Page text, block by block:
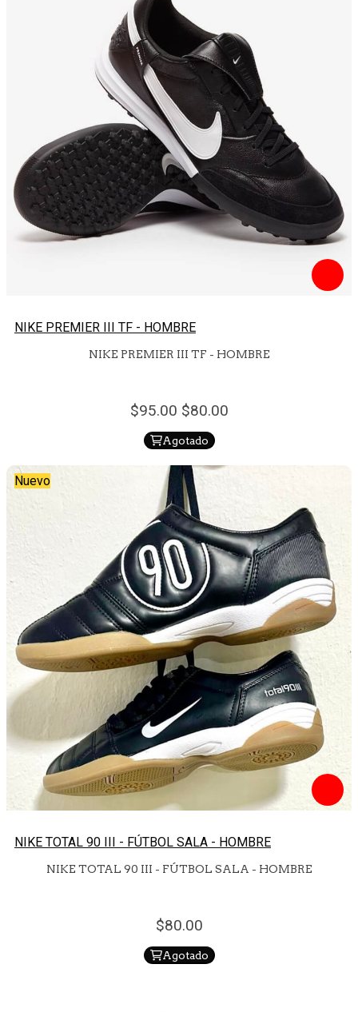
NIKE PREMIER III TF - HOMBRE
NIKE PREMIER III TF - HOMBRE
95.00 80.00
Agotado
Nuevo
NIKE TOTAL 90 III - FÚTBOL SALA - HOMBRE
NIKE TOTAL 90 III - FÚTBOL SALA - HOMBRE
80.00
Agotado